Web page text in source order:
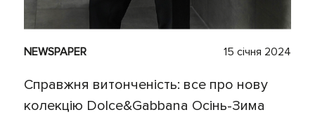
NEWSPAPER 15 січня 2024
Справжня витонченість: все про нову
колекцію Dolce&Gabbana Осінь-Зима